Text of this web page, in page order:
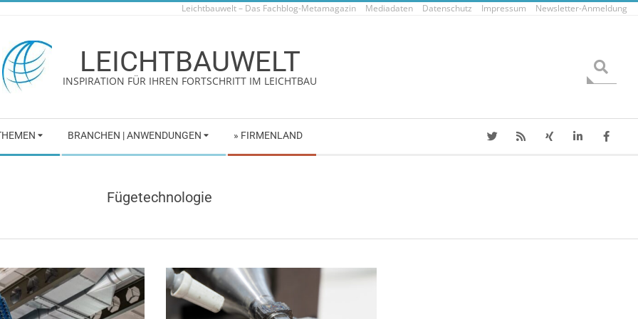
Leichtbauwelt – Das Fachblog-Metamagazin Mediadaten Datenschutz Impressum Newsletter-Anmeldung
LEICHTBAUWELT
INSPIRATION FÜR IHREN FORTSCHRITT IM LEICHTBAU
BRANCHEN | ANWENDUNGEN » FIRMENLAND
Fügetechnologie